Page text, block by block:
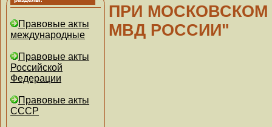
Правовые акты
международные
Правовые акты
Российской
Федерации
Правовые акты
СССР
ПРИ
МВД РОССИИ"